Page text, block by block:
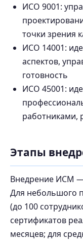
ИСО 9001:
точки зрения
ИСО 14001:
аспектов,
готовность
ИСО 45001:
работниками,
Этапы
Внедрение ИСМ —
Для небольшого
(до 100
сертификатов
месяцев; для